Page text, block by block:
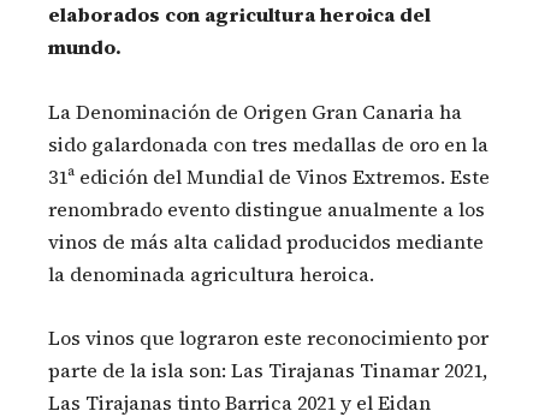
elaborados con agricultura heroica del
mundo.
La Denominación de Origen Gran Canaria ha
sido galardonada con tres medallas de oro en la
31ª edición del Mundial de Vinos Extremos. Este
renombrado evento distingue anualmente a los
vinos de más alta calidad producidos mediante
la denominada agricultura heroica.
Los vinos que lograron este reconocimiento por
parte de la isla son: Las Tirajanas Tinamar 2021,
Las Tirajanas tinto Barrica 2021 y el Eidan